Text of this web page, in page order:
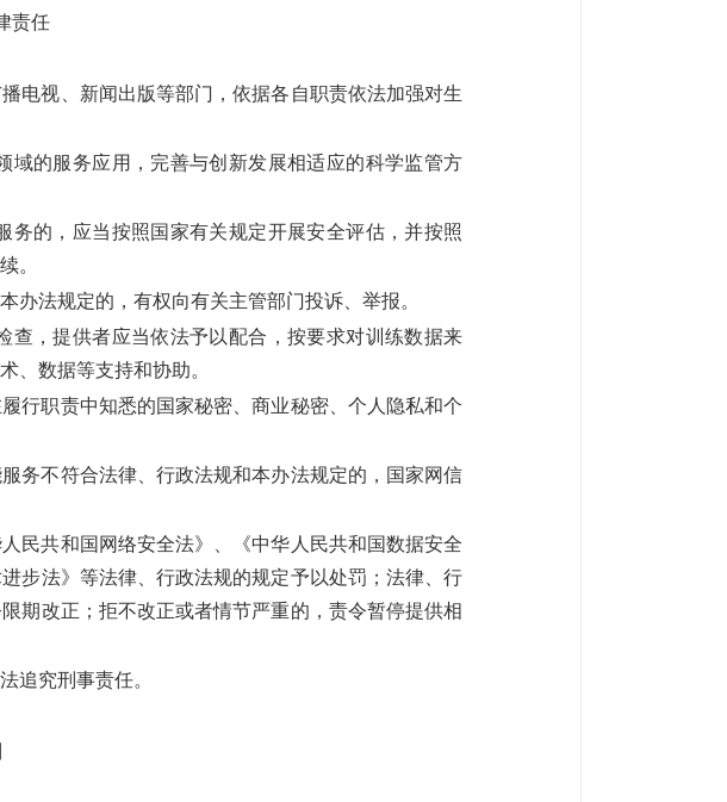
责任
电视、新闻出版等部门，依据各自职责依法加强对生
域的服务应用，完善与创新发展相适应的科学监管方
的，应当按照国家有关规定开展安全评估，并按照
。
法规定的，有权向有关主管部门投诉、举报。
，提供者应当依法予以配合，按要求对训练数据来
、数据等支持和协助。
行职责中知悉的国家秘密、商业秘密、个人隐私和个
务不符合法律、行政法规和本办法规定的，国家网信
民共和国网络安全法》、《中华人民共和国数据安全
步法》等法律、行政法规的规定予以处罚；法律、行
期改正；拒不改正或者情节严重的，责令暂停提供相
追究刑事责任。